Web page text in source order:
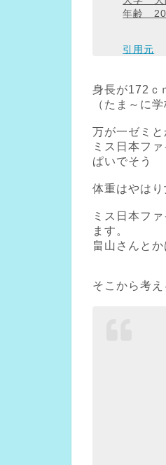
年齢 20
引用元
身長が172ｃ
（たま～に
万が一ゼミ
ミス日本フ
ぱいでそう
体重はやは
ミス日本フ
ます。
畠山さんと
そこから考